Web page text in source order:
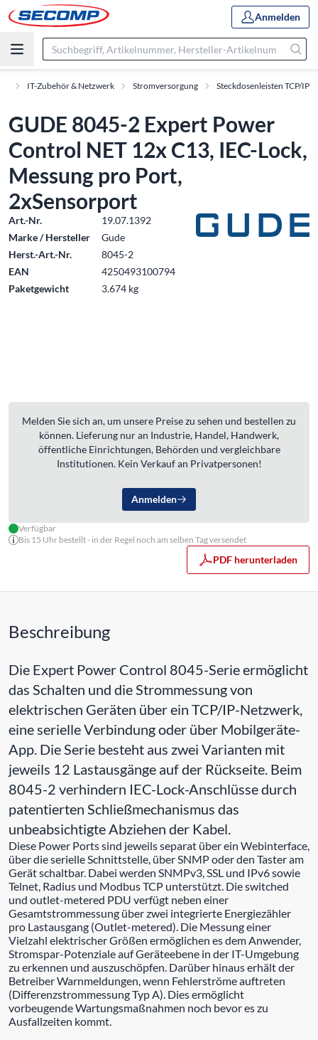
Anmelden
IT-Zubehör & Netzwerk Stromversorgung Steckdosenleisten TCP/IP
GUDE 8045-2 Expert Power
Control NET 12x C13, IEC-Lock,
Messung pro Port,
2xSensorport
Art.-Nr.
19.07.1392
Marke / Hersteller
Gude
Herst.-Art.-Nr.
8045-2
EAN
4250493100794
Paketgewicht
3.674 kg
Melden Sie sich an, um unsere Preise zu sehen und bestellen zu
können. Lieferung nur an Industrie, Handel, Handwerk,
öffentliche Einrichtungen, Behörden und vergleichbare
Institutionen. Kein Verkauf an Privatpersonen!
Anmelden
Verfügbar
Bis 15 Uhr bestellt - in der Regel noch am selben Tag versendet
PDF herunterladen
Beschreibung
Die Expert Power Control 8045-Serie ermöglicht
das Schalten und die Strommessung von
elektrischen Geräten über ein TCP/IP-Netzwerk,
eine serielle Verbindung oder über Mobilgeräte-
App. Die Serie besteht aus zwei Varianten mit
jeweils 12 Lastausgänge auf der Rückseite. Beim
8045-2 verhindern IEC-Lock-Anschlüsse durch
patentierten Schließmechanismus das
unbeabsichtigte Abziehen der Kabel.
Diese Power Ports sind jeweils separat über ein Webinterface,
über die serielle Schnittstelle, über SNMP oder den Taster am
Gerät schaltbar. Dabei werden SNMPv3, SSL und IPv6 sowie
Telnet, Radius und Modbus TCP unterstützt. Die switched
und outlet-metered PDU verfügt neben einer
Gesamtstrommessung über zwei integrierte Energiezähler
pro Lastausgang (Outlet-metered). Die Messung einer
Vielzahl elektrischer Größen ermöglichen es dem Anwender,
Stromspar-Potenziale auf Geräteebene in der IT-Umgebung
zu erkennen und auszuschöpfen. Darüber hinaus erhält der
Betreiber Warnmeldungen, wenn Fehlerströme auftreten
(Differenzstrommessung Typ A). Dies ermöglicht
vorbeugende Wartungsmaßnahmen noch bevor es zu
Ausfallzeiten kommt.